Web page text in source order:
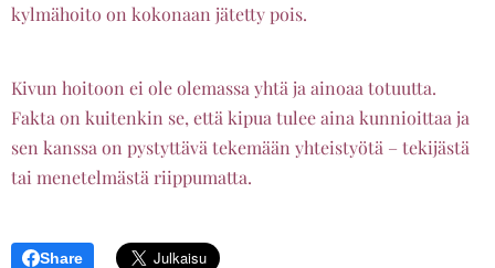
kylmähoito on kokonaan jätetty pois.
Kivun hoitoon ei ole olemassa yhtä ja ainoaa totuutta.
Fakta on kuitenkin se, että kipua tulee aina kunnioittaa ja
sen kanssa on pystyttävä tekemään yhteistyötä – tekijästä
tai menetelmästä riippumatta.
Share